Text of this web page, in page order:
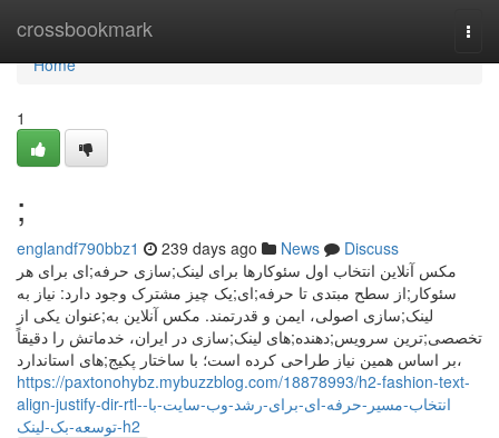
crossbookmark
Home
Home
1
;
englandf790bbz1 239 days ago News
Discuss
مکس آنلاین انتخاب اول سئوکارها برای لینک;سازی حرفه;ای برای هر
سئوکار;از سطح مبتدی تا حرفه;ای;یک چیز مشترک وجود دارد: نیاز به
لینک;سازی اصولی، ایمن و قدرتمند. مکس آنلاین به;عنوان یکی از
تخصصی;ترین سرویس;دهنده;های لینک;سازی در ایران، خدماتش را دقیقاً
بر اساس همین نیاز طراحی کرده است؛ با ساختار پکیج;های استاندارد،
https://paxtonohybz.mybuzzblog.com/18878993/h2-fashion-text-
align-justify-dir-rtl-انتخاب-مسیر-حرفه-ای-برای-رشد-وب-سایت-با-
توسعه-بک-لینک-h2